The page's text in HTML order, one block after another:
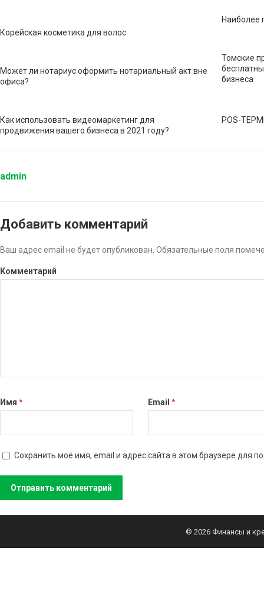
Корейская косметика для волос
Наиболее
Может ли нотариус оформить нотариальный акт вне
офиса?
Томские
бизнеса
Как использовать видеомаркетинг для
продвижения вашего бизнеса в 2021 году?
POS-
admin
Добавить комментарий
Ваш адрес email не будет опубликован. Обязательные поля
Комментарий
Имя * Email *
Сохранить моё имя, email и адрес сайта в этом браузере для
© 2026 Финансы и